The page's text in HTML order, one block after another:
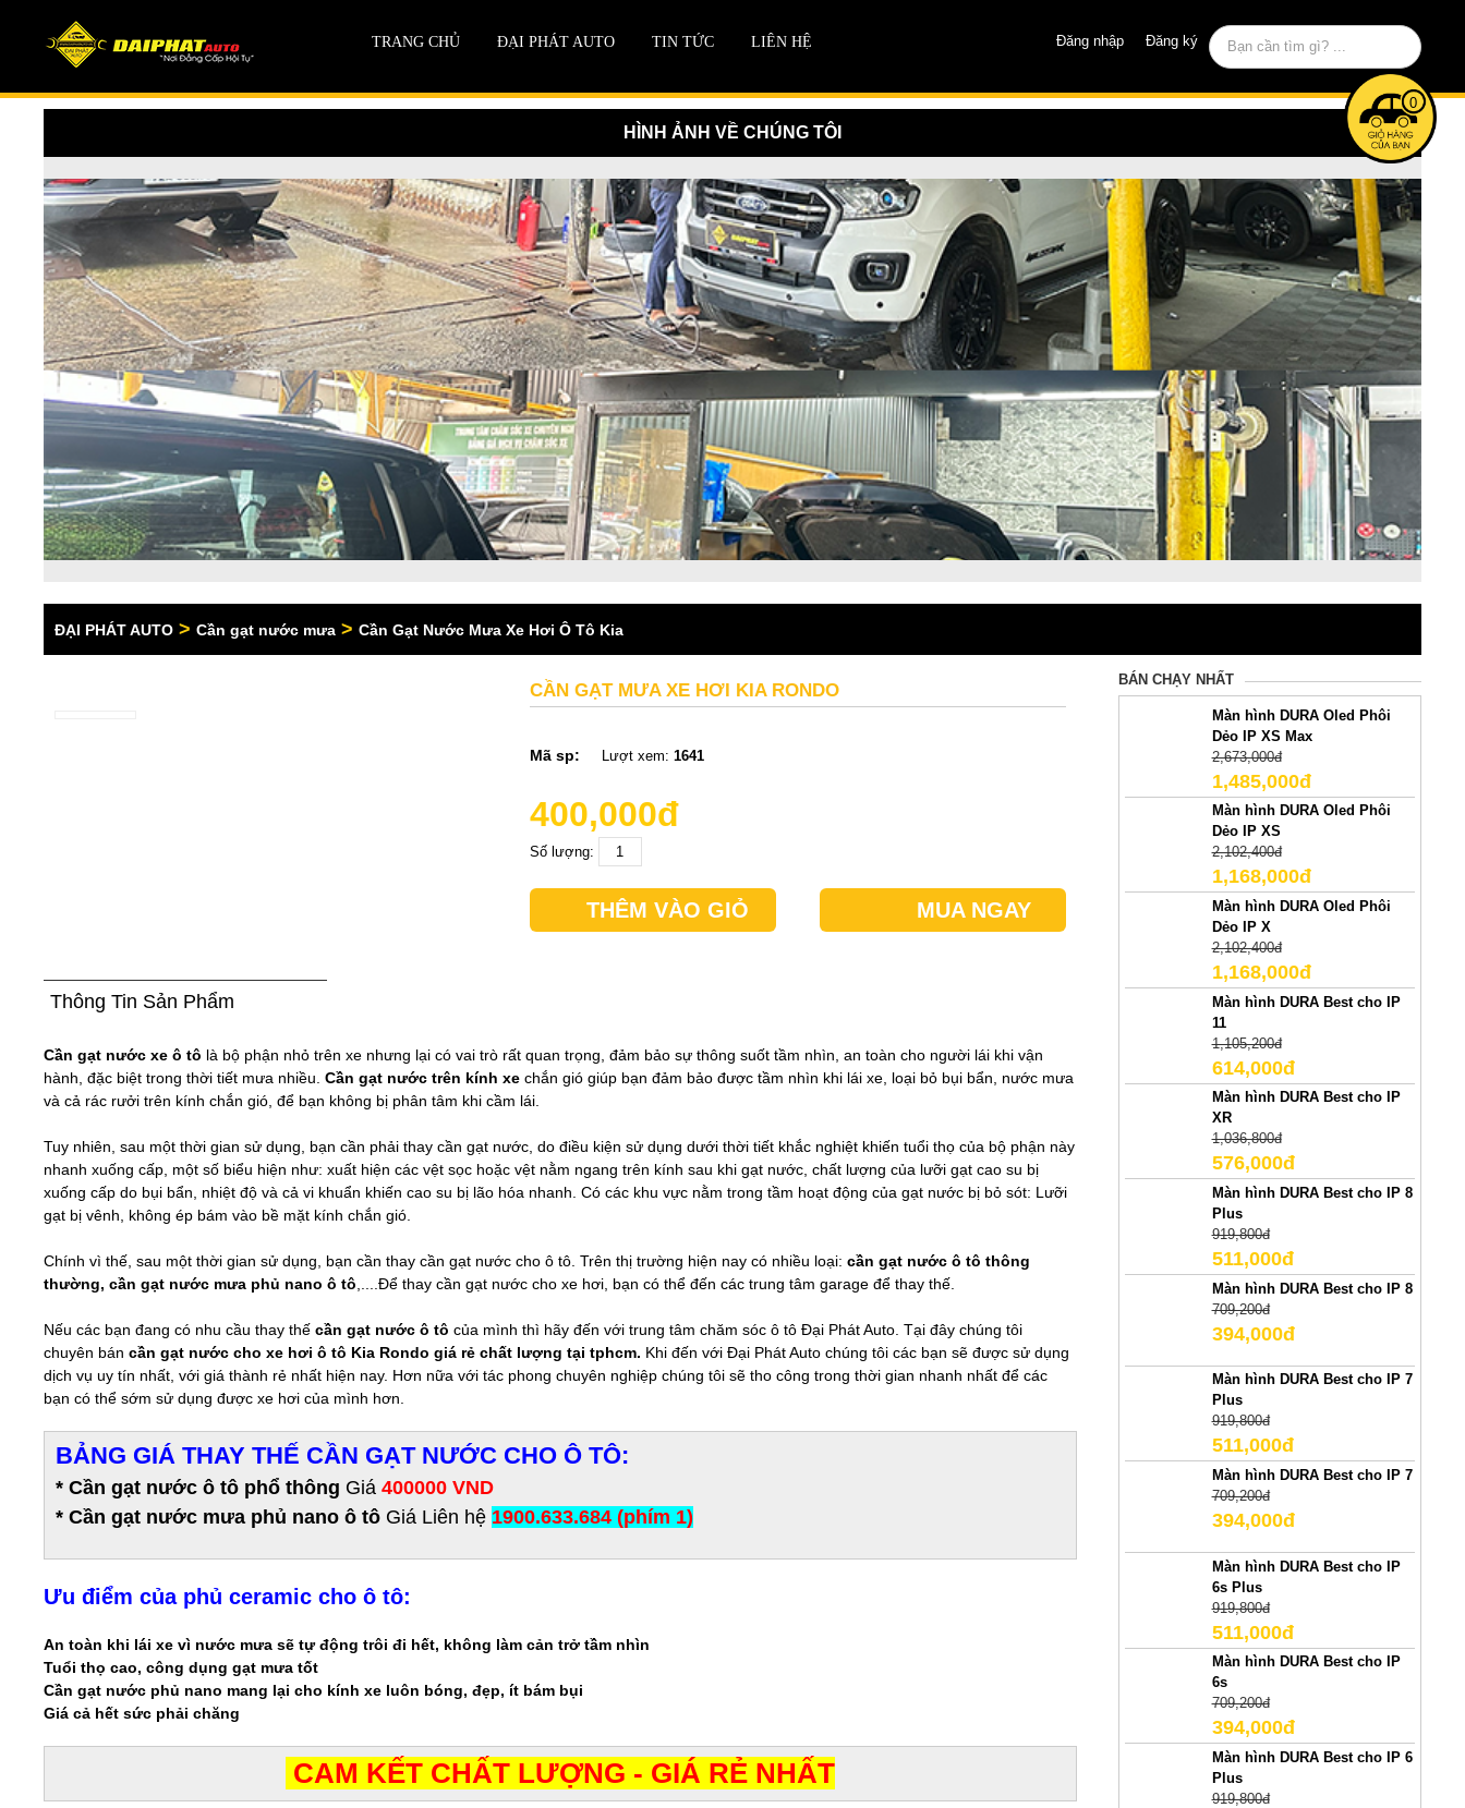
Đăng nhập Đăng ký
TRANG CHỦ ĐẠI PHÁT AUTO TIN TỨC LIÊN HỆ
0
HÌNH ẢNH VỀ CHÚNG TÔI
ĐẠI PHÁT AUTO > Cần gạt nước mưa > Cần Gạt Nước Mưa Xe Hơi Ô Tô Kia
CẦN GẠT MƯA XE HƠI KIA RONDO
Mã sp: Lượt xem: 1641
400,000đ
Số lượng:
THÊM VÀO GIỎ MUA NGAY
Thông Tin Sản Phẩm
Cần gạt nước xe ô tô là bộ phận nhỏ trên xe nhưng lại có vai trò rất quan trọng, đảm bảo sự thông suốt tầm nhìn, an toàn cho người lái khi vận
hành, đặc biệt trong thời tiết mưa nhiều.Cần gạt nước trên kính xe chắn gió giúp bạn đảm bảo được tầm nhìn khi lái xe, loại bỏ bụi bẩn, nước mưa
và cả rác rưởi trên kính chắn gió, để bạn không bị phân tâm khi cầm lái.
Tuy nhiên, sau một thời gian sử dụng, bạn cần phải thay cần gạt nước, do điều kiện sử dụng dưới thời tiết khắc nghiệt khiến tuổi thọ của bộ phận này
nhanh xuống cấp, một số biểu hiện như: xuất hiện các vệt sọc hoặc vệt nằm ngang trên kính sau khi gạt nước, chất lượng của lưỡi gạt cao su bị
xuống cấp do bụi bẩn, nhiệt độ và cả vi khuẩn khiến cao su bị lão hóa nhanh. Có các khu vực nằm trong tầm hoạt động của gạt nước bị bỏ sót: Lưỡi
gạt bị vênh, không ép bám vào bề mặt kính chắn gió.
Chính vì thế, sau một thời gian sử dụng, bạn cần thay cần gạt nước cho ô tô. Trên thị trường hiện nay có nhiều loại:cần gạt nước ô tô thông
thường, cần gạt nước mưa phủ nano ô tô ,....Để thay cần gạt nước cho xe hơi, bạn có thể đến các trung tâm garage để thay thế.
Nếu các bạn đang có nhu cầu thay thếcần gạt nước ô tô của mình thì hãy đến với trung tâm chăm sóc ô tô Đại Phát Auto. Tại đây chúng tôi
chuyên bán cần gạt nước cho xe hơi ô tô Kia Rondo giá rẻ chất lượng tại tphcm. Khi đến với Đại Phát Auto chúng tôi các bạn sẽ được sử dụng
dịch vụ uy tín nhất, với giá thành rẻ nhất hiện nay. Hơn nữa với tác phong chuyên nghiệp chúng tôi sẽ tho công trong thời gian nhanh nhất để các
bạn có thể sớm sử dụng được xe hơi của mình hơn.
BẢNG GIÁ THAY THẾ CẦN GẠT NƯỚC CHO Ô TÔ:
* Cần gạt nước ô tô phổ thông Giá 400000 VND
*Cần gạt nước mưa phủ nano ô tô Giá Liên hệ 1900.633.684 (phím 1)
Ưu điểm của phủ ceramic cho ô tô:
An toàn khi lái xe vì nước mưa sẽ tự động trôi đi hết, không làm cản trở tầm nhìn
Tuổi thọ cao, công dụng gạt mưa tốt
Cần gạt nước phủ nano mang lại cho kính xe luôn bóng, đẹp, ít bám bụi
Giá cả hết sức phải chăng
CAM KẾT CHẤT LƯỢNG - GIÁ RẺ NHẤT
BÁN CHẠY NHẤT
Màn hình DURA Oled Phôi
Dẻo IP XS Max
2,673,000đ
1,485,000đ
Màn hình DURA Oled Phôi
Dẻo IP XS
2,102,400đ
1,168,000đ
Màn hình DURA Oled Phôi
Dẻo IP X
2,102,400đ
1,168,000đ
Màn hình DURA Best cho IP
11
1,105,200đ
614,000đ
Màn hình DURA Best cho IP
XR
1,036,800đ
576,000đ
Màn hình DURA Best cho IP 8
Plus
919,800đ
511,000đ
Màn hình DURA Best cho IP 8
709,200đ
394,000đ
Màn hình DURA Best cho IP 7
Plus
919,800đ
511,000đ
Màn hình DURA Best cho IP 7
709,200đ
394,000đ
Màn hình DURA Best cho IP
6s Plus
919,800đ
511,000đ
Màn hình DURA Best cho IP
6s
709,200đ
394,000đ
Màn hình DURA Best cho IP 6
Plus
919,800đ